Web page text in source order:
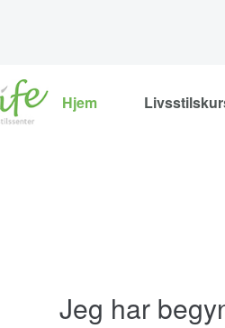
Hjem
Jeg har